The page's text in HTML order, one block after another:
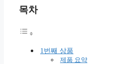
목차
1번째 상품
제품 요약